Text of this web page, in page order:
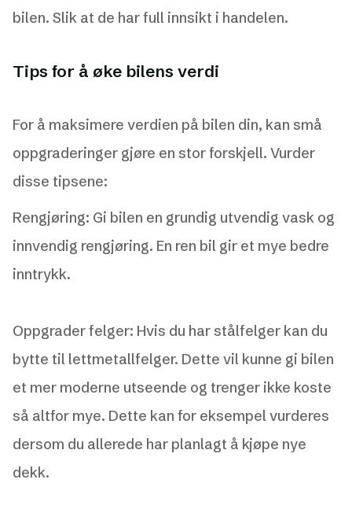
bilen. Slik at de har full innsikt i handelen.
Tips for å øke bilens verdi
For å maksimere verdien på bilen din, kan små
oppgraderinger gjøre en stor forskjell. Vurder
disse tipsene:
Rengjøring: Gi bilen en grundig utvendig vask og
innvendig rengjøring. En ren bil gir et mye bedre
inntrykk.
Oppgrader felger: Hvis du har stålfelger kan du
bytte til lettmetallfelger. Dette vil kunne gi bilen
et mer moderne utseende og trenger ikke koste
så altfor mye. Dette kan for eksempel vurderes
dersom du allerede har planlagt å kjøpe nye
dekk.